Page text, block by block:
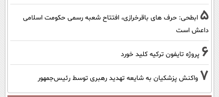
5 ابطحی: حرف های باقرخرازی، افتتاح شعبه رسمی حکومت اسلامی
داعش است
6 پروژه تایفون ترکیه کلید خورد
7 واکنش پزشکیان به شایعه تهدید رهبری توسط رئیس‌جمهور